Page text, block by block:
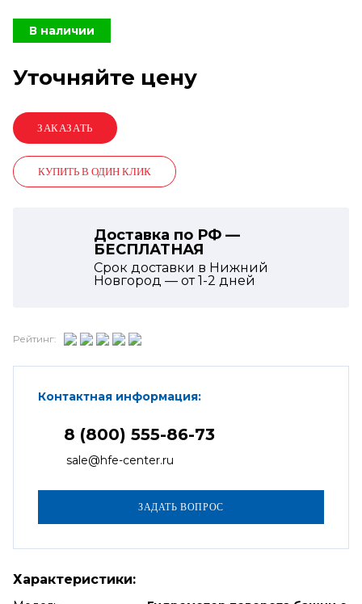
В наличии
Уточняйте цену
КУПИТЬ В ОДИН КЛИК
Доставка по РФ —
БЕСПЛАТНАЯ
Срок доставки в Нижний
Новгород — от1-2 дней
Рейтинг:
Контактная информация:
8 (800) 555-86-73
sale@hfe-center.ru
Характеристики: